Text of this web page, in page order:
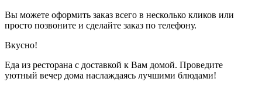
Вы можете оформить заказ всего в несколько кликов или
просто позвоните и сделайте заказ по телефону.
Вкусно!
Еда из ресторана с доставкой к Вам домой. Проведите
уютный вечер дома наслаждаясь лучшими блюдами!